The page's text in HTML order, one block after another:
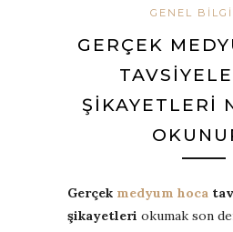
GENEL
GERÇEK
ŞIKAYETLERI
Gerçek medyum hoca
şikayetleri okumak son